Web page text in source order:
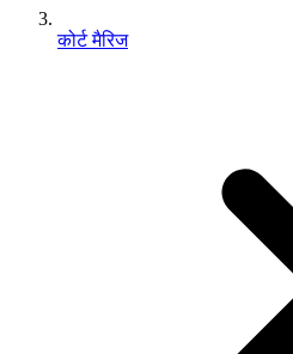
कोर्ट मैरिज